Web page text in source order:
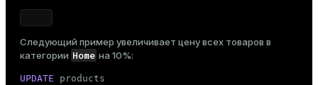
Следующий пример увеличивает цену всех товаров в
категории Home на 10%:
UPDATE